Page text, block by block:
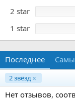
2 star
1 star
Последнее
2 звёзд
Нет отзывов,